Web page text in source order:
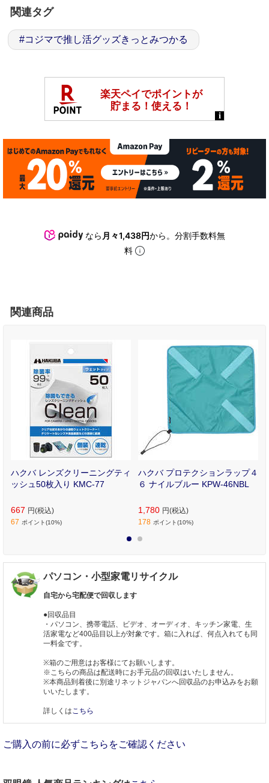
関連タグ
#コジマで推し活グッズきっとみつかる
なら 月々1,438円から。分割手数料無
料
関連商品
ハクバ レンズクリーニングティ
ッシュ50枚入り KMC-77
667 円(税込)
67 ポイント(10%)
ハクバ プロテクションラップ４
６ ナイルブルー KPW-46NBL
1,780 円(税込)
178 ポイント(10%)
パソコン・小型家電リサイクル
自宅から宅配便で回収します
●回収品目
・パソコン、携帯電話、ビデオ、オーディオ、キッチン家電、生
活家電など400品目以上が対象です。箱に入れば、何点入れても同
一料金です。
※箱のご用意はお客様にてお願いします。
※こちらの商品は配送時にお手元品の回収はいたしません。
※本商品到着後に別途リネットジャパンへ回収品のお申込みをお願
いいたします。
詳しくはこちら
ご購入の前に必ずこちらをご確認ください